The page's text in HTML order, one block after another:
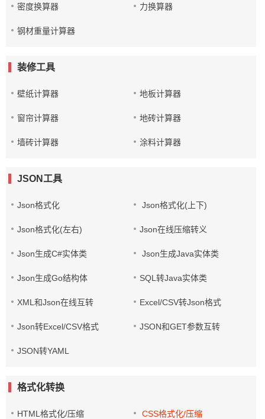
密度换算器 力换算器
钢材重量计算器
装修工具
壁纸计算器 地板计算器
窗帘计算器 地砖计算器
墙砖计算器 涂料计算器
JSON工具
Json格式化 Json格式化(上下)
Json格式化(左右) Json在线压缩转义
Json生成C#实体类 Json生成Java实体类
Json生成Go结构体 SQL转Java实体类
XML和Json在线互转 Excel/CSV转Json格式
Json转Excel/CSV格式 JSON和GET参数互转
JSON转YAML
格式化转换
HTML格式化/压缩 CSS格式化/压缩